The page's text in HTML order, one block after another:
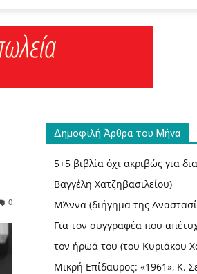
0
Δημοφιλή Άρθρα του Μήνα
5+5 βιβλία όχι ακριβώς για
Βαγγέλη Χατζηβασιλείου)
ΜΆννα (διήγημα της
Για τον συγγραφέα που
τον ήρωά του (του Κυριάκου
Μικρή Επίδαυρος: «1961», Κ.